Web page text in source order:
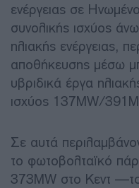
ενέργειας σε
συνολικής ισχύος
ηλιακής ενέργειας,
αποθήκευσης μέσω
υβριδικά έργα
ισχύος 137MW/
Σε αυτά
το φωτοβολταϊκό
373MW στο Κεντ